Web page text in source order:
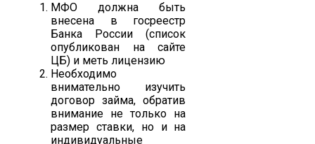
МФО должна быть
внесена в госреестр
Банка России (список
опубликован на сайте
ЦБ) и меть лицензию
Необходимо
внимательно изучить
договор займа, обратив
внимание не только на
размер ставки, но и на
индивидуальные